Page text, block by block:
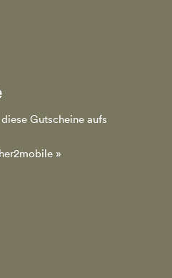
Gutscheine aufs
»